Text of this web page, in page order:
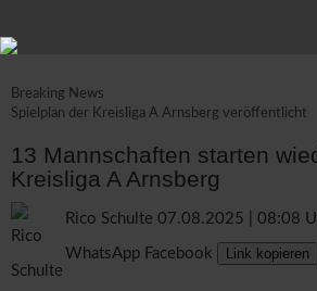
Breaking News
Spielplan der Kreisliga A Arnsberg veröffentlicht
13 Mannschaften starten
Kreisliga A Arnsberg
Rico Schulte 07.08.2025 | 08:08
WhatsApp Facebook Link kopieren